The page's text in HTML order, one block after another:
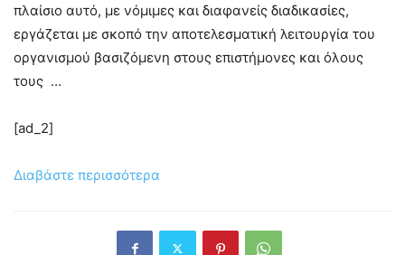
πλαίσιο αυτό, με νόμιμες και διαφανείς διαδικασίες,
εργάζεται με σκοπό την αποτελεσματική λειτουργία του
οργανισμού βασιζόμενη στους επιστήμονες και όλους
τους …
[ad_2]
Διαβάστε περισσότερα